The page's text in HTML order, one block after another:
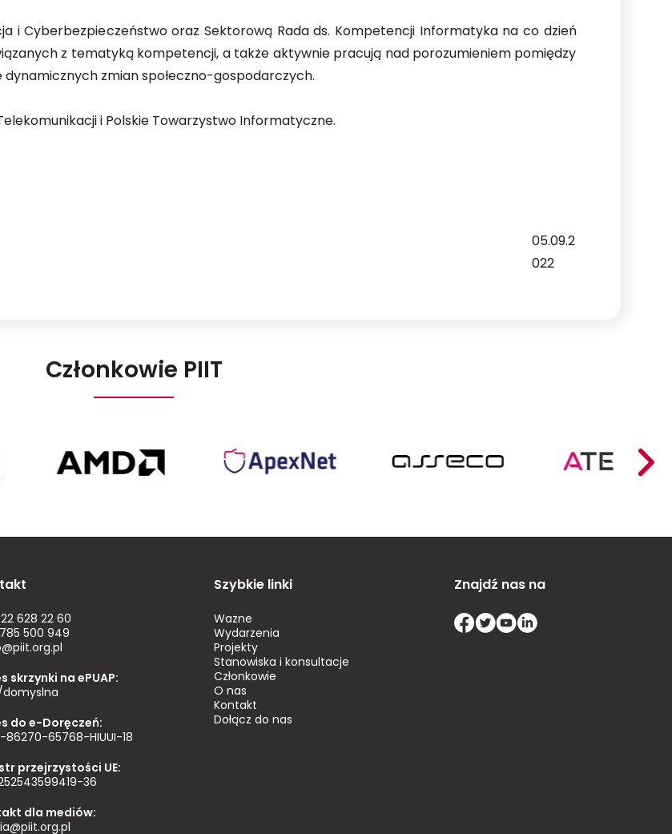
i Cyberbezpieczeństwo oraz Sektorową Rada ds. Kompetencji Informatyka na co dzień
z tematyką kompetencji, a także aktywnie pracują nad porozumieniem pomiędzy
zmian społeczno-gospodarczych.
i Polskie Towarzystwo Informatyczne.
05.09.2
022
Członkowie PIIT
Poland
22 628 22 60
500 949
skrzynki na ePUAP:
domyslna
do e-Doręczeń:
86270-65768-HIUUI-18
przejrzystości UE:
36
dla mediów:
Szybkie linki
Ważne
Wydarzenia
Projekty
Stanowiska i konsultacje
Członkowie
O nas
Kontakt
Dołącz do nas
Znajdź nas na